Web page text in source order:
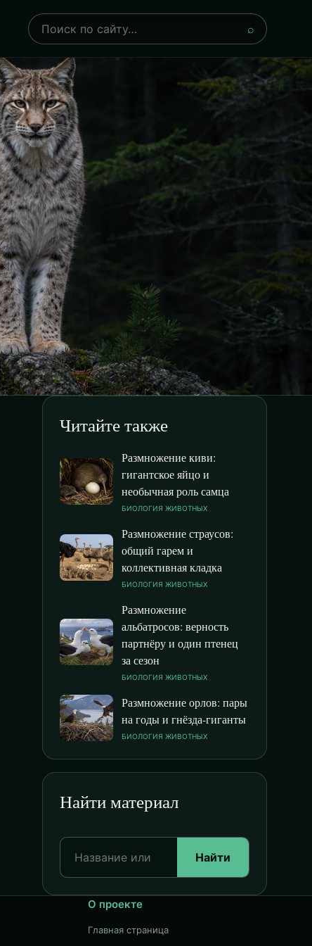
Поиск
⌕
Читайте также
Размножение киви:
гигантское яйцо и
необычная роль самца
БИОЛОГИЯ ЖИВОТНЫХ
Размножение страусов:
общий гарем и
коллективная кладка
БИОЛОГИЯ ЖИВОТНЫХ
Размножение
альбатросов: верность
партнёру и один птенец
за сезон
БИОЛОГИЯ ЖИВОТНЫХ
Размножение орлов: пары
на годы и гнёзда-гиганты
БИОЛОГИЯ ЖИВОТНЫХ
Найти материал
Найти
О проекте
Главная страница